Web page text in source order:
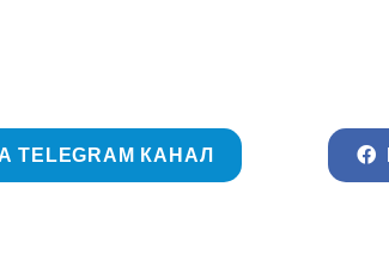
TELEGRAM КАНАЛ